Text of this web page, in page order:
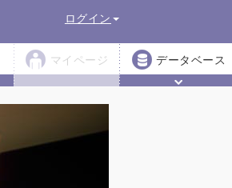
ログイン
マイページ データベース